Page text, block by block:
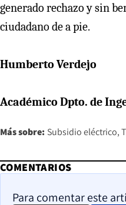
generado rechazo y sin
ciudadano de a pie.
Humberto Verdejo
Académico Dpto. de
Más sobre: Subsidio eléctrico
COMENTARIOS
Para comentar este